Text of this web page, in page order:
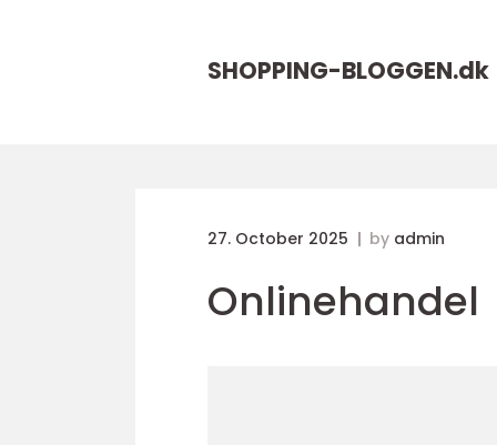
SHOPPING-BLOGGEN.dk
27. October 2025 by admin
Onlinehandel